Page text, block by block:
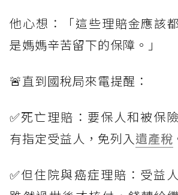
他心想：「這些理賠金應該
是媽媽辛苦留下的保障。」
🚨直到國稅局來電提醒：
✅死亡理賠：要保人和被保
有指定受益人，免列入遺產稅
✅但住院與癌症理賠：受益